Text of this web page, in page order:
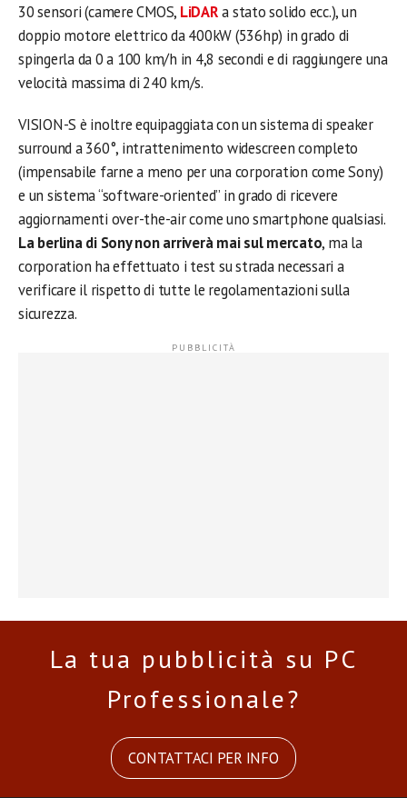
30 sensori (camere CMOS, LiDARa stato solido ecc.), un
doppio motore elettrico da 400kW (536hp) in grado di
spingerla da 0 a 100 km/h in 4,8 secondi e di raggiungere una
velocità massima di 240 km/s.
VISION-S è inoltre equipaggiata con un sistema di speaker
surround a 360°, intrattenimento widescreen completo
(impensabile farne a meno per una corporation come Sony)
e un sistema “software-oriented” in grado di ricevere
aggiornamenti over-the-air come uno smartphone qualsiasi.
La berlina di Sony non arriverà mai sul mercato, ma la
corporation ha effettuato i test su strada necessari a
verificare il rispetto di tutte le regolamentazioni sulla
sicurezza.
La tua pubblicità su PC
Professionale?
CONTATTACI PER INFO